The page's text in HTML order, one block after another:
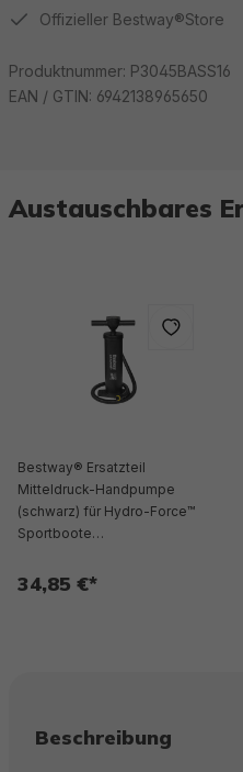
Offizieller Bestway®Store
Produktnummer: P3045BASS16
EAN / GTIN: 6942138965650
Austauschbares
Bestway® Ersatzteil
Mitteldruck-Handpumpe
(schwarz) für Hydro-Force™
Sportboote
34,85 €*
Beschreibung